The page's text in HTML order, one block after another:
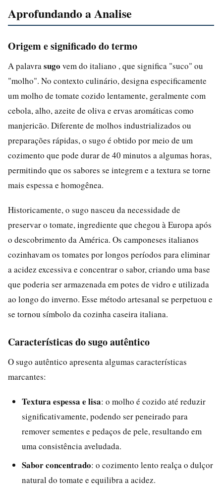
Aprofundando a Analise
Origem e significado do termo
A palavra sugo vem do italiano , que significa "suco" ou
"molho". No contexto culinário, designa especificamente
um molho de tomate cozido lentamente, geralmente com
cebola, alho, azeite de oliva e ervas aromáticas como
manjericão. Diferente de molhos industrializados ou
preparações rápidas, o sugo é obtido por meio de um
cozimento que pode durar de 40 minutos a algumas horas,
permitindo que os sabores se integrem e a textura se torne
mais espessa e homogênea.
Historicamente, o sugo nasceu da necessidade de
preservar o tomate, ingrediente que chegou à Europa após
o descobrimento da América. Os camponeses italianos
cozinhavam os tomates por longos períodos para eliminar
a acidez excessiva e concentrar o sabor, criando uma base
que poderia ser armazenada em potes de vidro e utilizada
ao longo do inverno. Esse método artesanal se perpetuou e
se tornou símbolo da cozinha caseira italiana.
Características do sugo autêntico
O sugo autêntico apresenta algumas características
marcantes:
Textura espessa e lisa: o molho é cozido até reduzir
significativamente, podendo ser peneirado para
remover sementes e pedaços de pele, resultando em
uma consistência aveludada.
Sabor concentrado: o cozimento lento realça o dulçor
natural do tomate e equilibra a acidez.